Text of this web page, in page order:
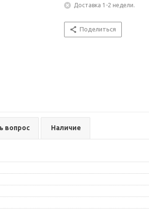
Доставка 1-2 недели.
Поделиться
вопрос Наличие